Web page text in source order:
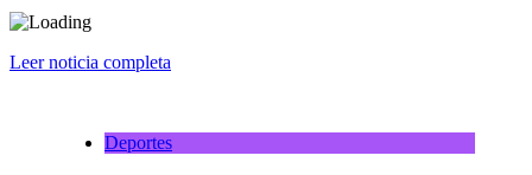
Leer noticia completa
Deportes